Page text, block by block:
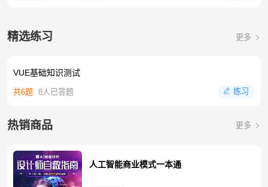
精选练习 更多
VUE基础知识测试
共6题 8人已答题 练习
热销商品 更多
人工智能商业模式一本通